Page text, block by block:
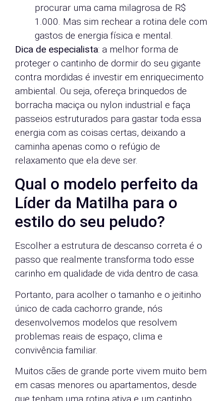
procurar uma cama milagrosa de R$
1.000. Mas sim rechear a rotina dele com
gastos de energia física e mental.
Dica de especialista: a melhor forma de
proteger o cantinho de dormir do seu gigante
contra mordidas é investir em enriquecimento
ambiental. Ou seja, ofereça brinquedos de
borracha maciça ou nylon industrial e faça
passeios estruturados para gastar toda essa
energia com as coisas certas, deixando a
caminha apenas como o refúgio de
relaxamento que ela deve ser.
Qual o modelo perfeito da
Líder da Matilha para o
estilo do seu peludo?
Escolher a estrutura de descanso correta é o
passo que realmente transforma todo esse
carinho em qualidade de vida dentro de casa.
Portanto, para acolher o tamanho e o jeitinho
único de cada cachorro grande, nós
desenvolvemos modelos que resolvem
problemas reais de espaço, clima e
convivência familiar.
Muitos cães de grande porte vivem muito bem
em casas menores ou apartamentos, desde